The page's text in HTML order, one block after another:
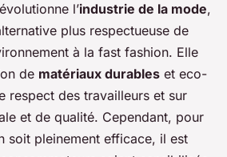
l’industrie de la mode,
plus respectueuse de
à la fast fashion. Elle
de matériaux durables et eco-
respect des travailleurs et sur
et de qualité. Cependant, pour
soit pleinement efficace, il est